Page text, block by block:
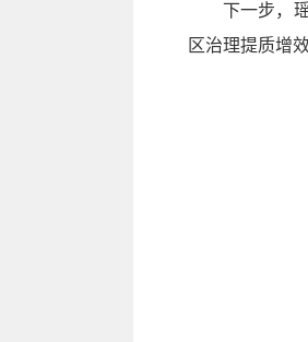
下一步，
区治理提质增